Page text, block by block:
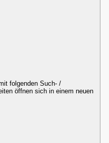
folgenden Such- /
öffnen sich in einem neuen